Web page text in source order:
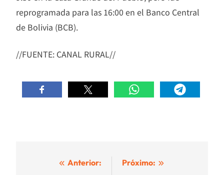
reprogramada para las 16:00 en el Banco Central
de Bolivia (BCB).
//FUENTE: CANAL RURAL//
Navegación
Anterior:
Próximo: